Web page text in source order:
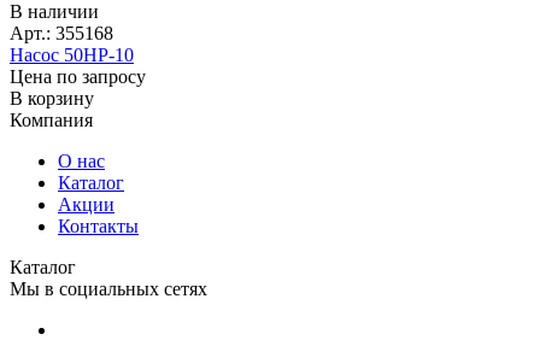
В наличии
Арт.: 355168
Насос 50НР-10
Цена по запросу
В корзину
Компания
О нас
Каталог
Акции
Контакты
Каталог
Мы в социальных сетях